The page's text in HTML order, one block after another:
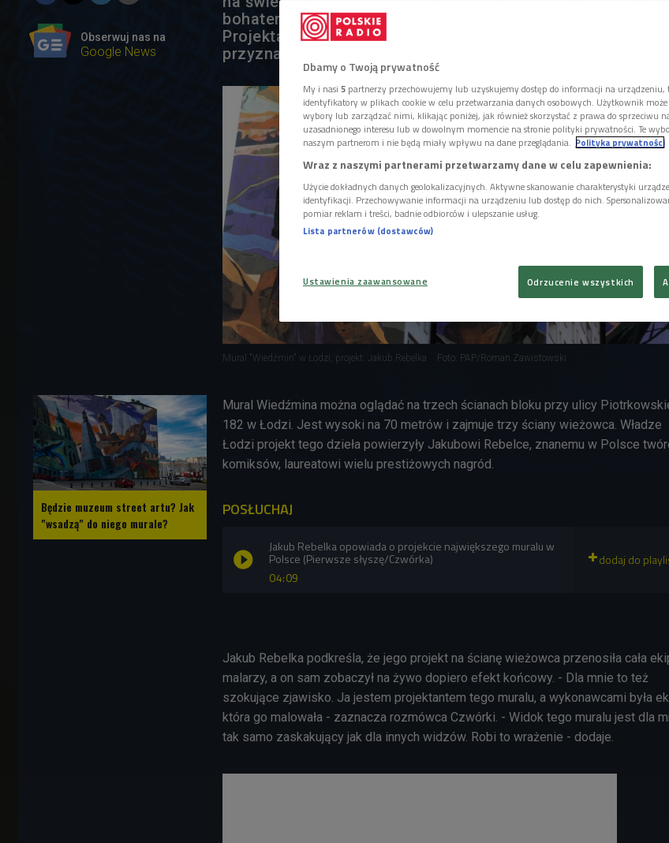
Obserwuj nas na
Google News
bohatera sagi napisanej przez Andrzeja Sapkowskiego.
Projektantem tego graffiti jest Jakub Rebelka, który sam
przyznaje, że realizacja projektu bardzo go zaskoczyła.
Mural "Wiedźmin" w Łodzi, projekt: Jakub Rebelka Foto: PAP/Roman Zawistowski
Będzie muzeum street artu? Jak
"wsadzą" do niego murale?
Mural Wiedźmina można oglądać na trzech ścianach bloku przy ulicy
182 w Łodzi. Jest wysoki na 70 metrów i zajmuje trzy ściany wieżowca. Władze
Łodzi projekt tego dzieła powierzyły Jakubowi Rebelce, znanemu w Polsce
komiksów, laureatowi wielu prestiżowych nagród.
POSŁUCHAJ
04:09
Jakub Rebelka opowiada o projekcie największego muralu w
Polsce (Pierwsze słyszę/Czwórka)
Jakub Rebelka podkreśla, że jego projekt na ścianę wieżowca przenosiła cała
malarzy, a on sam zobaczył na żywo dopiero efekt końcowy. - Dla mnie to też
szokujące zjawisko. Ja jestem projektantem tego muralu, a wykonawcami była
która go malowała - zaznacza rozmówca Czwórki. - Widok tego muralu jest dla
tak samo zaskakujący jak dla innych widzów. Robi to wrażenie - dodaje.
Dbamy o Twoją prywatność
My i nasi 5 partnerzy przechowujemy lub uzyskujemy dostęp do informacji na
identyfikatory w plikach cookie w celu przetwarzania danych osobowych. Użytkownik może
wybory lub zarządzać nimi, klikając poniżej, jak również skorzystać z prawa do sprzeciwu
uzasadnionego interesu lub w dowolnym momencie na stronie polityki prywatności. Te
naszym partnerom i nie będą miały wpływu na dane przeglądania. Polityka prywatności
Wraz z naszymi partnerami przetwarzamy dane w celu zapewnienia:
Użycie dokładnych danych geolokalizacyjnych. Aktywne skanowanie charakterystyki
identyfikacji. Przechowywanie informacji na urządzeniu lub dostęp do nich.
pomiar reklam i treści, badnie odbiorców i ulepszanie usług.
Lista partnerów (dostawców)
Ustawienia zaawansowane Odrzucenie wszystkich